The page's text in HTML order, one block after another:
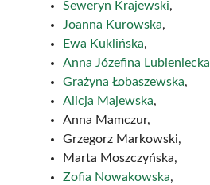
Seweryn Krajewski,
Joanna Kurowska,
Ewa Kuklińska,
Anna Józefina Lubieniecka
Grażyna Łobaszewska,
Alicja Majewska,
Anna Mamczur,
Grzegorz Markowski,
Marta Moszczyńska,
Zofia Nowakowska,